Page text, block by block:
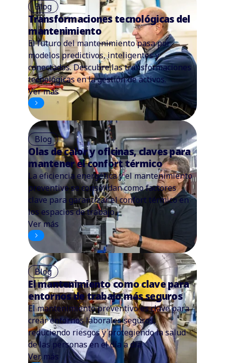
Blog
Transformaciones tecnológicas del
mantenimiento
El futuro del mantenimiento pasa por
modelos predictivos, inteligentes y
conectados. Descubre las transformaciones
tecnológicas en la gestión de activos.
Ver más
Blog
Olas de calor y oficinas, claves para
mantener el confort térmico
La eficiencia energética y el mantenimiento
preventivo se consolidan como factores
clave para garantizar el confort térmico en
los espacios de trabajo.
Ver más
Blog
El mantenimiento como clave para
entornos de trabajo más seguros
El mantenimiento preventivo es clave para
crear entornos laborales seguros,
reduciendo riesgos y protegiendo la salud
de las personas en el día a día.
Ver más